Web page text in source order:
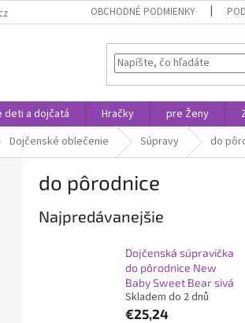
OBCHODNÉ PODMIENKY
deti a dojčatá Hračky pre Ženy
Dojčenské oblečenie Súpravy do
do pôrodnice
Najpredávanejšie
Dojčenská súpravička
do pôrodnice New
Baby Sweet Bear sivá
Skladem do 2 dnů
€25,24